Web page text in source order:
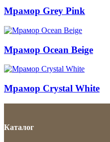
Мрамор Grey Pink
Мрамор Ocean Beige
Мрамор Crystal White
Каталог